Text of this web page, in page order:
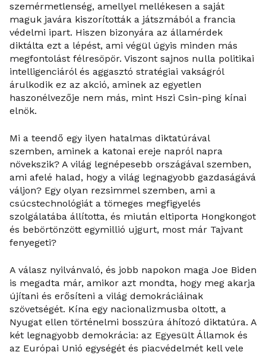
szemérmetlenség, amellyel mellékesen a saját
maguk javára kiszorították a játszmából a francia
védelmi ipart. Hiszen bizonyára az államérdek
diktálta ezt a lépést, ami végül úgyis minden más
megfontolást félresöpör. Viszont sajnos nulla politikai
intelligenciáról és aggasztó stratégiai vakságról
árulkodik ez az akció, aminek az egyetlen
haszonélvezője nem más, mint Hszi Csin-ping kínai
elnök.
Mi a teendő egy ilyen hatalmas diktatúrával
szemben, aminek a katonai ereje napról napra
növekszik? A világ legnépesebb országával szemben,
ami afelé halad, hogy a világ legnagyobb gazdaságává
váljon? Egy olyan rezsimmel szemben, ami a
csúcstechnológiát a tömeges megfigyelés
szolgálatába állította, és miután eltiporta Hongkongot
és bebörtönzött egymillió ujgurt, most már Tajvant
fenyegeti?
A válasz nyilvánvaló, és jobb napokon maga Joe Biden
is megadta már, amikor azt mondta, hogy meg akarja
újítani és erősíteni a világ demokráciáinak
szövetségét. Kína egy nacionalizmusba oltott, a
Nyugat ellen történelmi bosszúra áhítozó diktatúra. A
két legnagyobb demokrácia: az Egyesült Államok és
az Európai Unió egységét és piacvédelmét kell vele